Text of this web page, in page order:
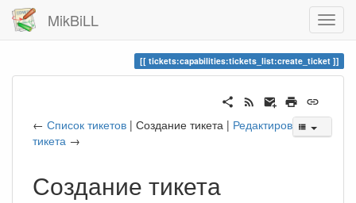
MikBiLL
tickets:capabilities:tickets_list:create_ticket
← Список тикетов | Создание тикета | Редактирование
тикета →
Создание тикета